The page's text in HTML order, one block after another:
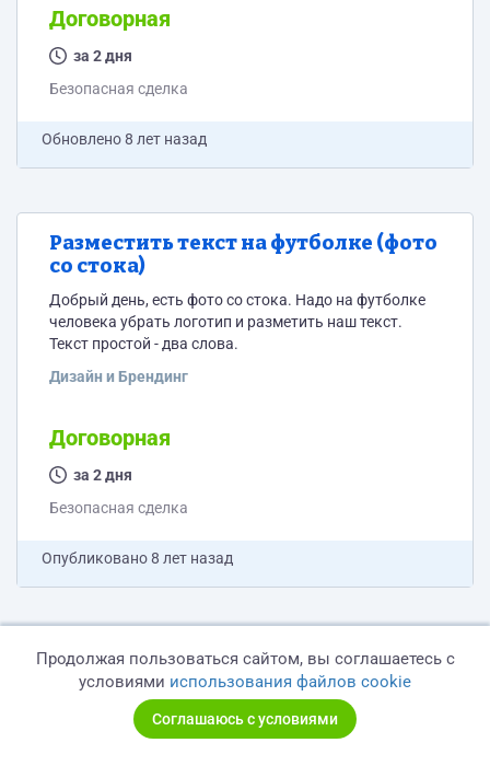
согласно образцу. Образец в приложении.
Договорная
за 2 дня
Безопасная сделка
Обновлено8 лет назад
Разместить текст на футболке (фото
со стока)
Добрый день, есть фото со стока. Надо на футболке
человека убрать логотип и разметить наш текст.
Текст простой - два слова.
Дизайн и Брендинг
Договорная
за 2 дня
Безопасная сделка
Опубликовано8 лет назад
Корректировка работающей
формы отправки
Добрый день; Необходимо откорректировать форму
Продолжая пользоваться сайтом, вы соглашаетесь с
условиями использования файлов cookie
Соглашаюсь с условиями